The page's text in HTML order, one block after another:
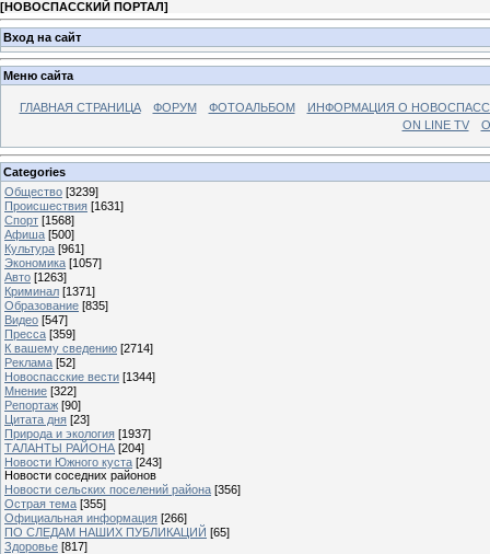
[НОВОСПАССКИЙ ПОРТАЛ]
Вход на сайт
Меню сайта
ГЛАВНАЯ СТРАНИЦА ФОРУМ ФОТОАЛЬБОМ
ИНФОРМАЦИЯ О
ON LINE TV
Categories
Общество [3239]
Происшествия [1631]
Спорт [1568]
Афиша [500]
Культура [961]
Экономика [1057]
Авто [1263]
Криминал [1371]
Образование [835]
Видео [547]
Пресса [359]
К вашему сведению [2714]
Реклама [52]
Новоспасские вести [1344]
Мнение [322]
Репортаж [90]
Цитата дня [23]
Природа и экология [1937]
ТАЛАНТЫ РАЙОНА [204]
Новости Южного куста [243]
Новости соседних районов
Новости сельских поселений района [356]
Острая тема [355]
Официальная информация [266]
ПО СЛЕДАМ НАШИХ ПУБЛИКАЦИЙ [65]
Здоровье [817]